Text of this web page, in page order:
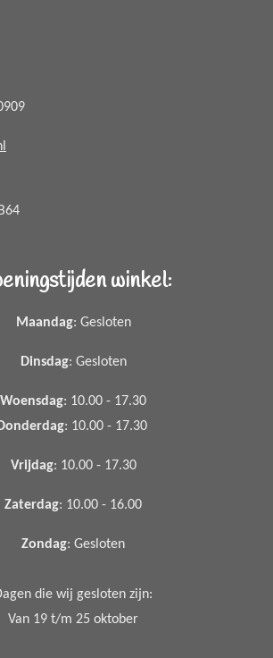
winkel:
Maandag: Gesloten
Dinsdag: Gesloten
Woensdag: 10.00 - 17.30
Donderdag: 10.00 - 17.30
Vrijdag: 10.00 - 17.30
Zaterdag: 10.00 - 16.00
Zondag: Gesloten
die wij gesloten zijn:
Van 19 t/m 25 oktober